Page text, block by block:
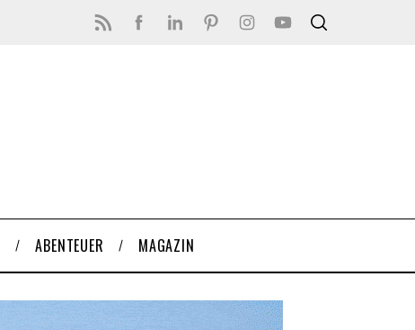
ABENTEUER MAGAZIN